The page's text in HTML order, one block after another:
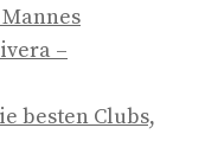
–
besten Clubs,